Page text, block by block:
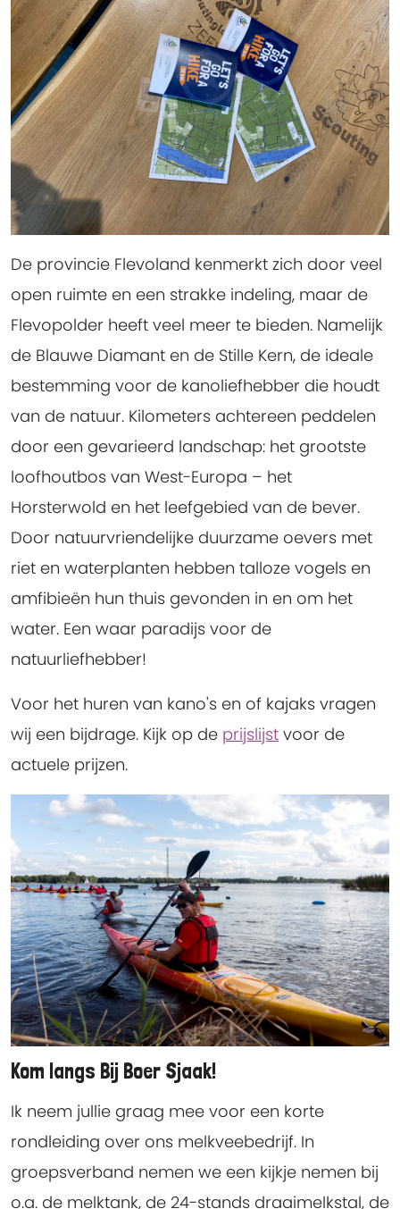
De provincie Flevoland kenmerkt zich door veel
open ruimte en een strakke indeling, maar de
Flevopolder heeft veel meer te bieden. Namelijk
de Blauwe Diamant en de Stille Kern, de ideale
bestemming voor de kanoliefhebber die houdt
van de natuur. Kilometers achtereen peddelen
door een gevarieerd landschap: het grootste
loofhoutbos van West-Europa – het
Horsterwold en het leefgebied van de bever.
Door natuurvriendelijke duurzame oevers met
riet en waterplanten hebben talloze vogels en
amfibieën hun thuis gevonden in en om het
water. Een waar paradijs voor de
natuurliefhebber!
Voor het huren van kano's en of kajaks vragen
wij een bijdrage. Kijk op de prijslijst voor de
actuele prijzen.
Kom langs Bij Boer Sjaak!
Ik neem jullie graag mee voor een korte
rondleiding over ons melkveebedrijf. In
groepsverband nemen we een kijkje nemen bij
o.a. de melktank, de 24-stands draaimelkstal, de